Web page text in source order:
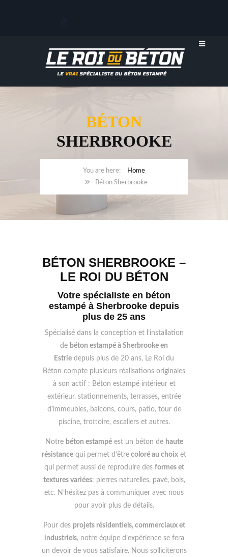
BÉTON
SHERBROOKE
Home
Béton Sherbrooke
BÉTON SHERBROOKE –
LE ROI DU BÉTON
Votre spécialiste en béton
estampé à Sherbrooke depuis
plus de 25 ans
Spécialisé dans la conception et l’installation
de béton estampé à Sherbrooke en
Estrie depuis plus de 20 ans, Le Roi du
Béton compte plusieurs réalisations originales
à son actif : Béton estampé intérieur et
extérieur. stationnements, terrasses, entrée
d’immeubles, balcons, cours, patio, tour de
piscine, trottoire, escaliers et autres.
Notre béton estampéest un béton de haute
résistance qui permet d’être coloré au choix et
qui permet aussi de reproduire des formes et
textures variées: pierres naturelles, pavé, bois,
etc. N’hésitez pas à communiquer avec nous
pour avoir plus de détails.
Pour des projets résidentiels, commerciaux et
industriels, notre équipe d’expérience se fera
un devoir de vous satisfaire. Nous solliciterons